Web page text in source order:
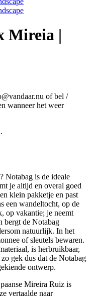
Mireia |
of bel /
wanneer het weer
Notabag is de ideale
je altijd en overal goed
klein pakketje en past
een wandeltocht, op de
op vakantie; je neemt
bergt de Notabag
natuurlijk. In het
of sleutels bewaren.
is herbruikbaar,
gek dus dat de Notabag
ontwerp.
Mireira Ruiz is
vertaalde naar